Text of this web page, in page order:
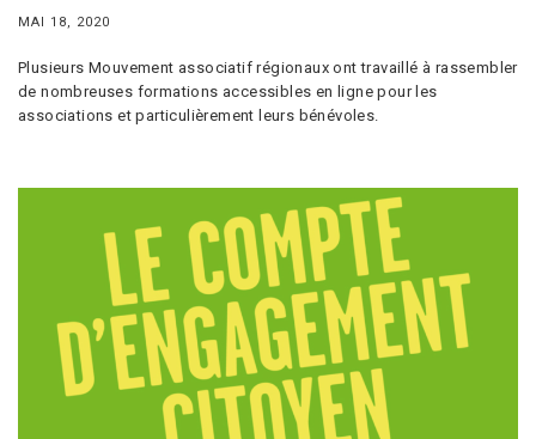
MAI 18, 2020
Plusieurs Mouvement associatif régionaux ont travaillé à rassembler
de nombreuses formations accessibles en ligne pour les
associations et particulièrement leurs bénévoles.